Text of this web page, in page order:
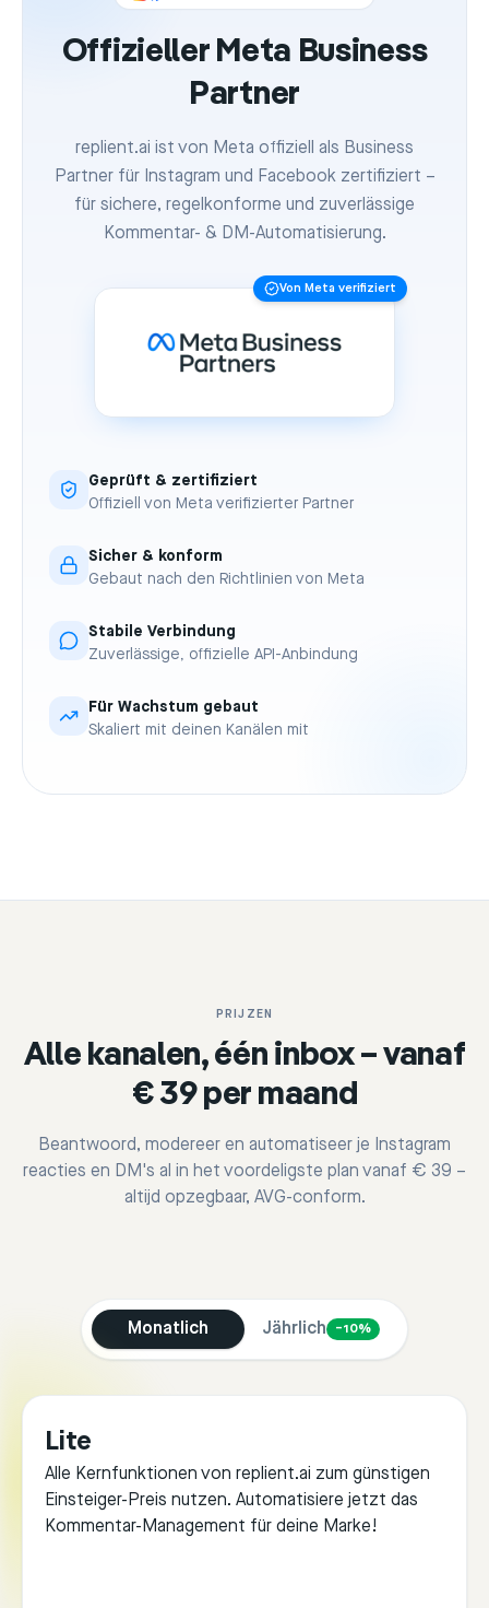
Offizieller Meta Business
Partner
replient.ai ist von Meta offiziell als Business
Partner für Instagram und Facebook zertifiziert –
für sichere, regelkonforme und zuverlässige
Kommentar- & DM-Automatisierung.
Von Meta verifiziert
Geprüft & zertifiziert
Offiziell von Meta verifizierter Partner
Sicher & konform
Gebaut nach den Richtlinien von Meta
Stabile Verbindung
Zuverlässige, offizielle API-Anbindung
Für Wachstum gebaut
Skaliert mit deinen Kanälen mit
PRIJZEN
Alle kanalen, één inbox – vanaf
€ 39 per maand
Beantwoord, modereer en automatiseer je Instagram
reacties en DM's al in het voordeligste plan vanaf € 39 –
altijd opzegbaar, AVG-conform.
Monatlich Jährlich −10%
Lite
Alle Kernfunktionen von replient.ai zum günstigen
Einsteiger-Preis nutzen. Automatisiere jetzt das
Kommentar-Management für deine Marke!